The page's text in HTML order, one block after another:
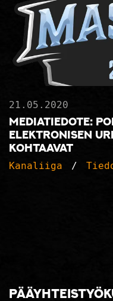
21.05.2020
Mediatiedote:
elektronisen
kohtaavat
Kanaliiga